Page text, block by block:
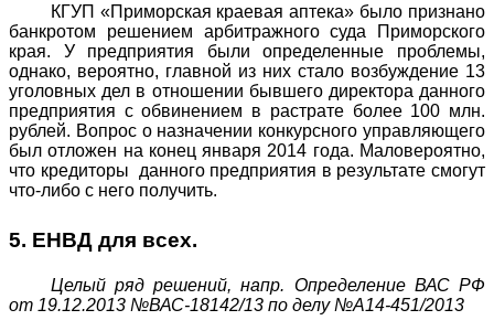
КГУП «Приморская краевая аптека» было признано
банкротом решением арбитражного суда Приморского
края. У предприятия были определенные проблемы,
однако, вероятно, главной из них стало возбуждение 13
уголовных дел в отношении бывшего директора данного
предприятия с обвинением в растрате более 100 млн.
рублей. Вопрос о назначении конкурсного управляющего
был отложен на конец января 2014 года. Маловероятно,
что кредиторы данного предприятия в результате смогут
что-либо с него получить.
5. ЕНВД для всех.
Целый ряд решений, напр. Определение ВАС РФ
от 19.12.2013 №ВАС-18142/13 по делу №А14-451/2013